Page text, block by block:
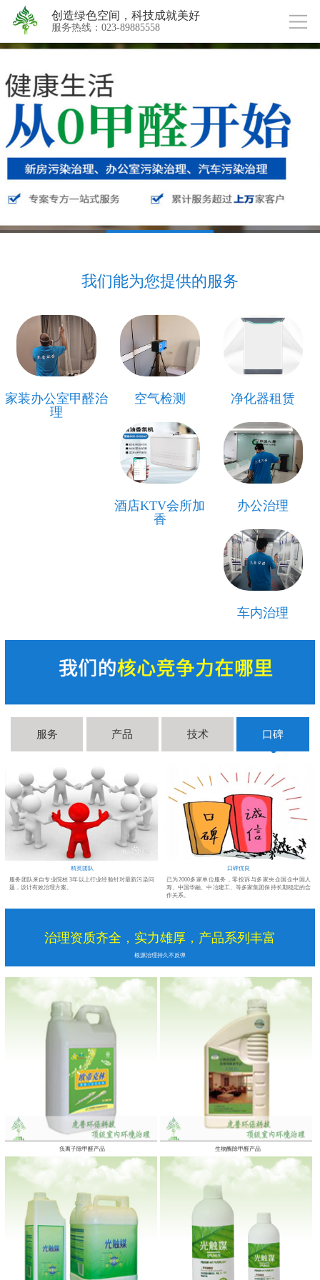
创造绿色空间，科技成就美好
服务热线：023-89885558
我们能为您提供的服务
家装办公室甲醛治
理
空气检测 净化器租赁
酒店KTV会所加
香
办公治理
车内治理
服务 产品 技术 口碑
精英团队
服务团队来自专业院校 3年以上行业经验针对最新污染问
题，设计有效治理方案。
口碑优良
已为2000多家单位服务，零投诉与多家央企国企中国人
寿、中国华融、中冶建工、等多家集团保持长期稳定的合
作关系。
治理资质齐全，实力雄厚，产品系列丰富
根源治理持久不反弹
负离子除甲醛产品 生物酶除甲醛产品